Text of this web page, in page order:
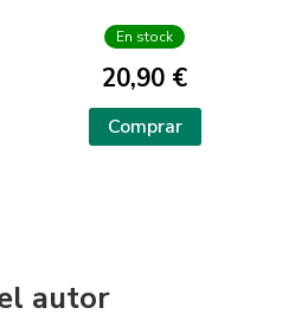
En stock
20,90 €
Comprar
autor